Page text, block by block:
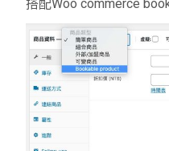
搭配Woo commerce